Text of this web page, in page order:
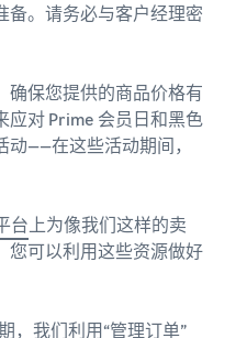
备。请务必与客户经理密
确保您提供的商品价格有
应对 Prime 会员日和黑色
——在这些活动期间，
台上为像我们这样的卖
您可以利用这些资源做好
，我们利用“管理订单”